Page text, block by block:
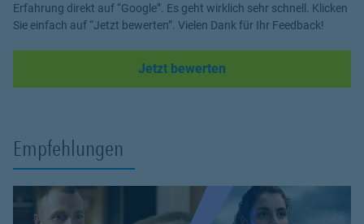
Erfahrung direkt auf “Google”. Es geht wirklich sehr schnell. Klicken
Sie einfach auf “Jetzt bewerten”. Vielen Dank für Ihr Feedback!
Jetzt bewerten
Empfehlungen